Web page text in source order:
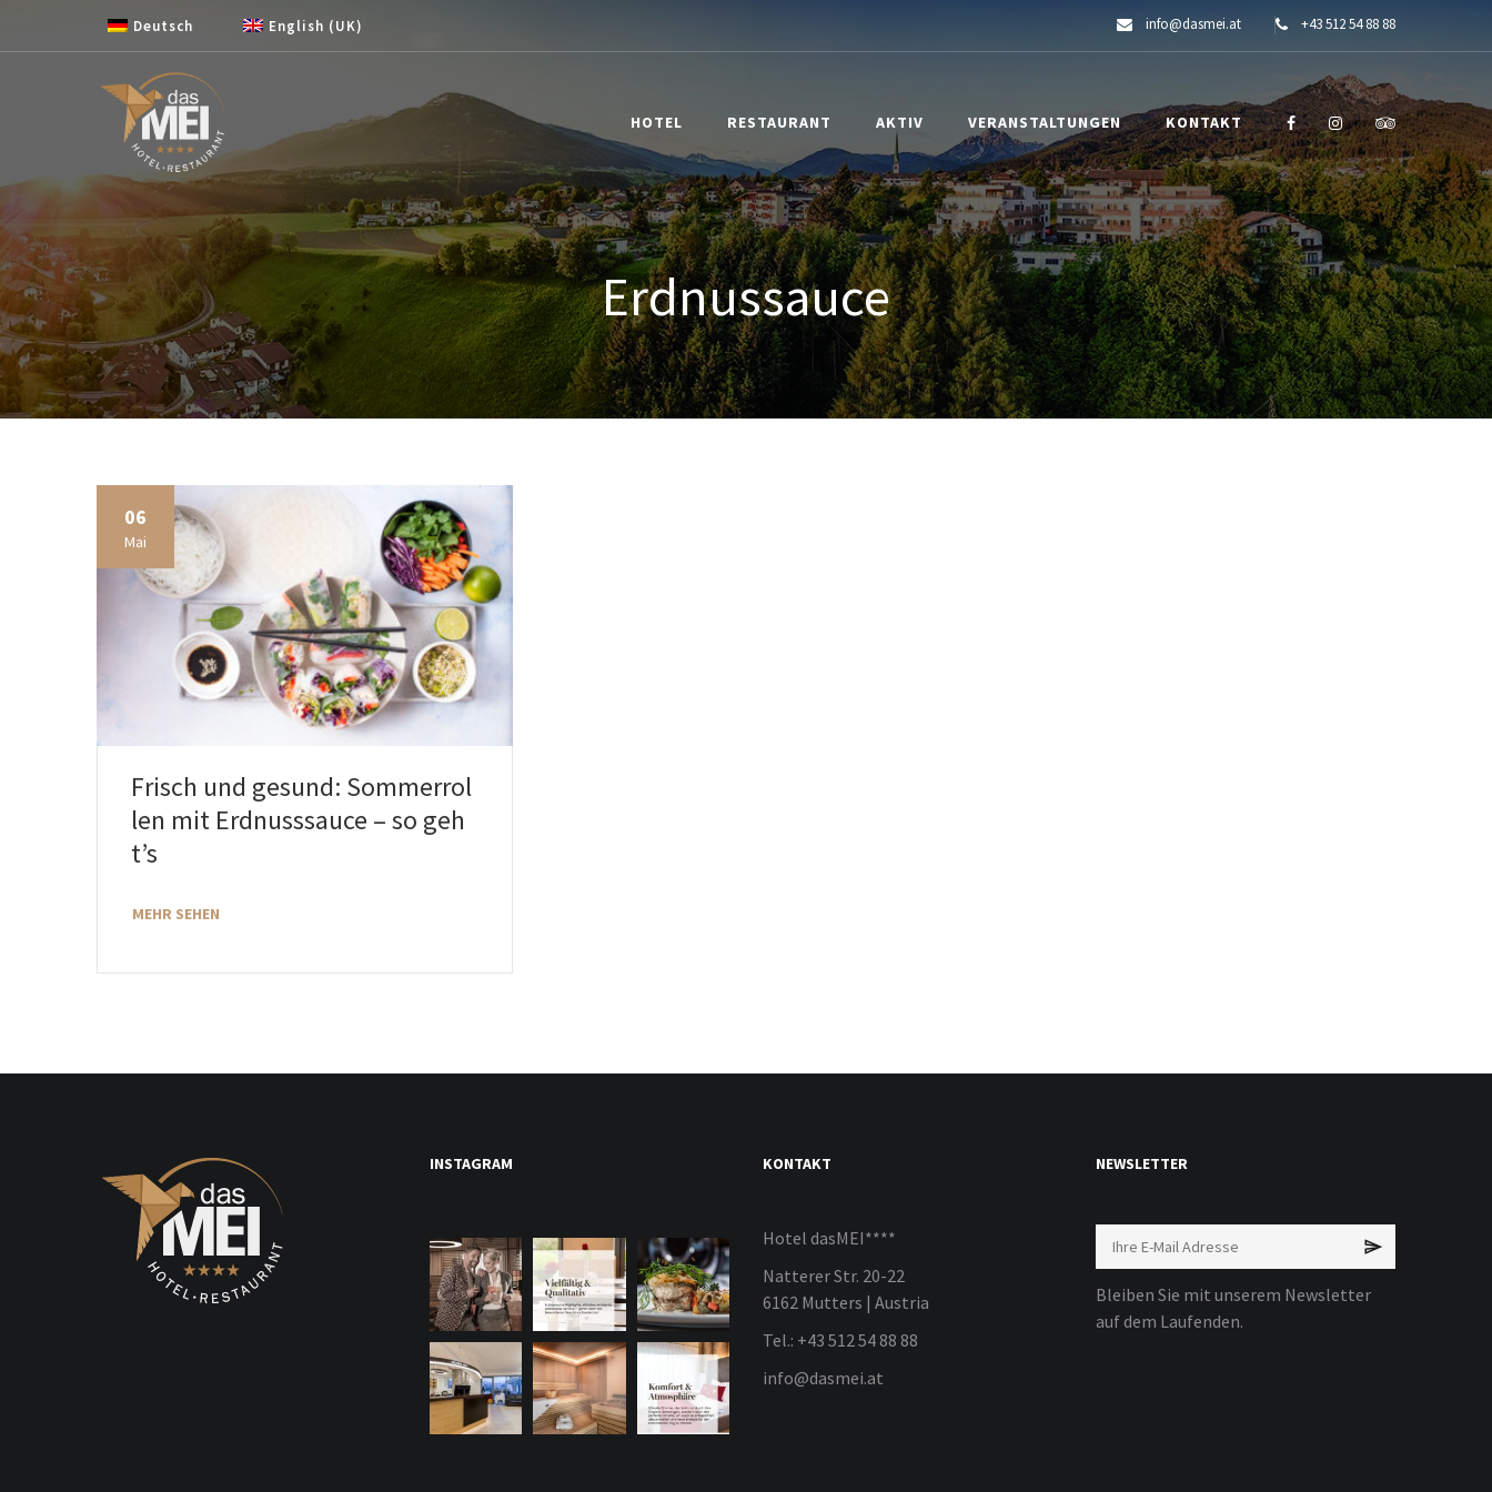
Deutsch English (UK) info@dasmei.at +43 512 54 88 88
HOTEL RESTAURANT AKTIV VERANSTALTUNGEN KONTAKT
Erdnussauce
06
Mai
Frisch und gesund: Sommerrol
len mit Erdnusssauce – so geh
t’s
MEHR SEHEN
INSTAGRAM KONTAKT
Hotel dasMEI****
Natterer Str. 20-22
6162 Mutters | Austria
Tel.: +43 512 54 88 88
info@dasmei.at
NEWSLETTER
Bleiben Sie mit unserem Newsletter
auf dem Laufenden.